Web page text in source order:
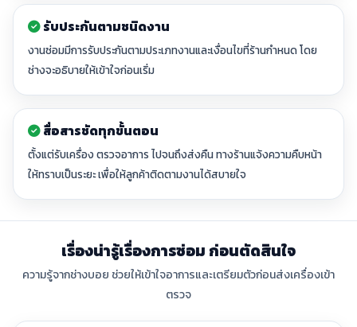
รับประกันตามชนิดงาน
งานซ่อมมีการรับประกันตามประเภทงานและเงื่อนไขที่ร้านกำหนด โดย
ช่างจะอธิบายให้เข้าใจก่อนเริ่ม
สื่อสารชัดทุกขั้นตอน
ตั้งแต่รับเครื่อง ตรวจอาการ ไปจนถึงส่งคืน ทางร้านแจ้งความคืบหน้า
ให้ทราบเป็นระยะ เพื่อให้ลูกค้าติดตามงานได้สบายใจ
เรื่องน่ารู้เรื่องการซ่อม ก่อนตัดสินใจ
ความรู้จากช่างบอย ช่วยให้เข้าใจอาการและเตรียมตัวก่อนส่งเครื่องเข้า
ตรวจ